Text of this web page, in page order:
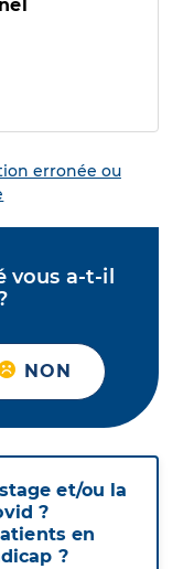
erronée ou
vous a-t-il
NON
et/ou la
?
en
?